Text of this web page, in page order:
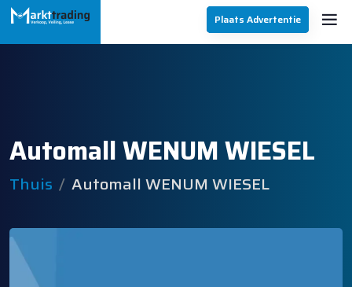
Plaats Advertentie
Automall WENUM WIESEL
Thuis Automall WENUM WIESEL